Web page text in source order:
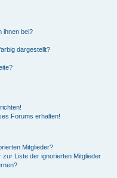
ihnen bei?
dargestellt?
Forums erhalten!
Mitglieder?
Liste der ignorierten Mitglieder